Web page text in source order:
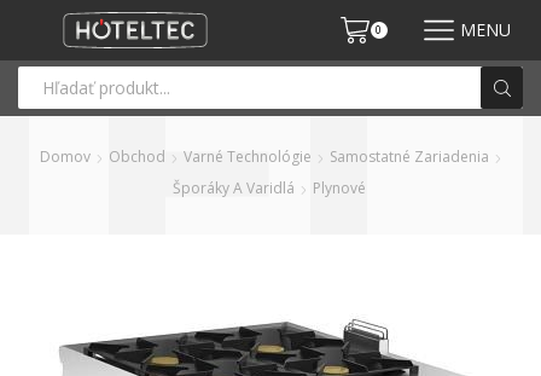
0 MENU
Domov Obchod Varné Technológie
Samostatné Zariadenia
Šporáky A Varidlá
Plynové